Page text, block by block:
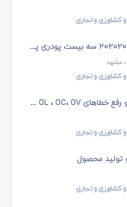
کشاورزی و تجاری
کود ان پی کا ۲۰۲۰۲۰ سه بیست پودری پاکت ده کیلویی
، مشهد
کشاورزی و تجاری
تعمیر اینورتر و رفع خطاهای OL ، OC، OV و سایر خطاه...
کشاورزی و تجاری
محصول
کشاورزی و تجاری